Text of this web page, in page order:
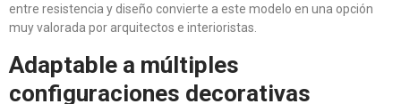
entre resistencia y diseño convierte a este modelo en una opción
muy valorada por arquitectos e interioristas.
Adaptable a múltiples
configuraciones decorativas